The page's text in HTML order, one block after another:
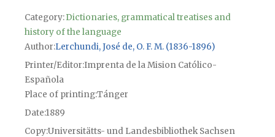
Category:Dictionaries, grammatical treatises and
history of the language
Author Lerchundi, José de, O. F. M. (1836-1896)
Printer/Editor Imprenta de la Mision Católico-
Española
Place of printingTánger
Date1889
CopyUniversitätts- und Landesbibliothek Sachsen